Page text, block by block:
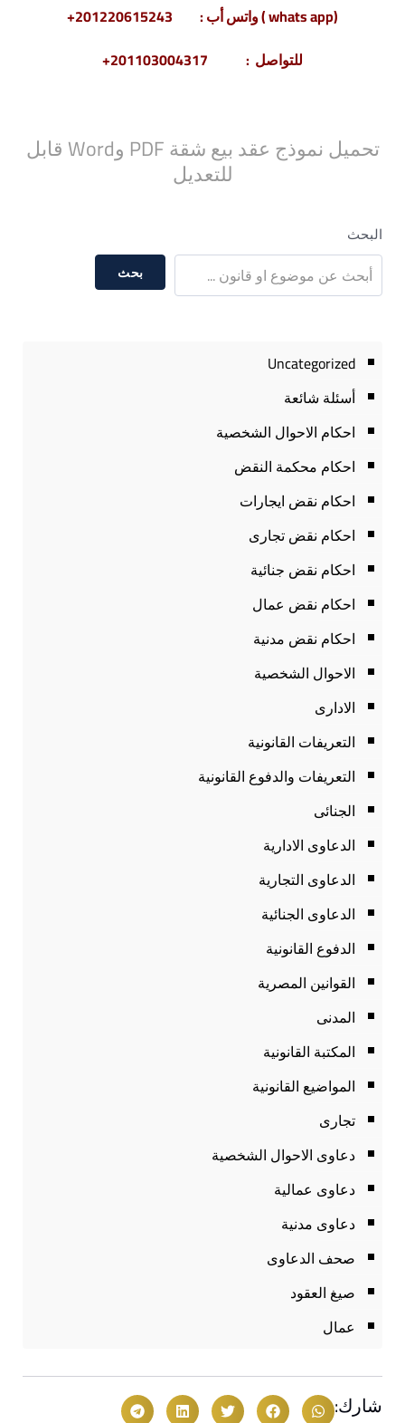
(whats app ) واتس أب : 201220615243+
للتواصل : 201103004317+
تحميل نموذج عقد بيع شقة PDF وWord قابل
للتعديل
البحث
بحث
Uncategorized
أسئلة شائعة
احكام الاحوال الشخصية
احكام محكمة النقض
احكام نقض ايجارات
احكام نقض تجارى
احكام نقض جنائية
احكام نقض عمال
احكام نقض مدنية
الاحوال الشخصية
الادارى
التعريفات القانونية
التعريفات والدفوع القانونية
الجنائى
الدعاوى الادارية
الدعاوى التجارية
الدعاوى الجنائية
الدفوع القانونية
القوانين المصرية
المدنى
المكتبة القانونية
المواضيع القانونية
تجارى
دعاوى الاحوال الشخصية
دعاوى عمالية
دعاوى مدنية
صحف الدعاوى
صيغ العقود
عمال
شارك: